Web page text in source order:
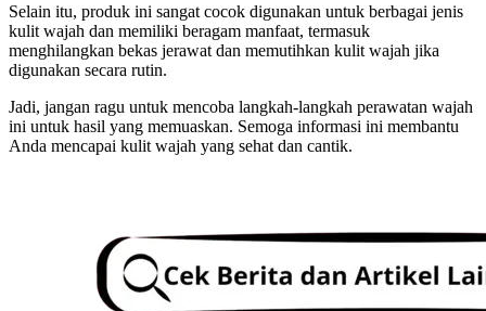
Selain itu, produk ini sangat cocok digunakan untuk berbagai jenis
kulit wajah dan memiliki beragam manfaat, termasuk
menghilangkan bekas jerawat dan memutihkan kulit wajah jika
digunakan secara rutin.
Jadi, jangan ragu untuk mencoba langkah-langkah perawatan wajah
ini untuk hasil yang memuaskan. Semoga informasi ini membantu
Anda mencapai kulit wajah yang sehat dan cantik.